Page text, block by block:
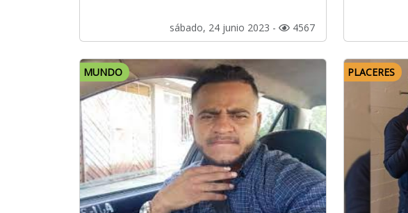
sábado, 24 junio 2023 - 4567
MUNDO PLACERES